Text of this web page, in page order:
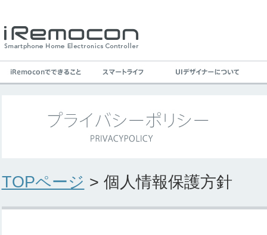
TOPページ > 個人情報保護方針